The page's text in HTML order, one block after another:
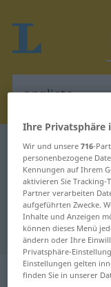
Tschechisch-
für
"anglista"
Ihre Privatsphäre
Wir und unsere716-
personenbezogene
Kennungen auf Ihrem
aktivieren Sie
Partner verarbeiten
aufgeführten Zwecke.
Inhalte und Anzeigen
können dieses Menü
ändern oder Ihre
Privatsphäre-
Einstellungen gelten
finden Sie in unserer